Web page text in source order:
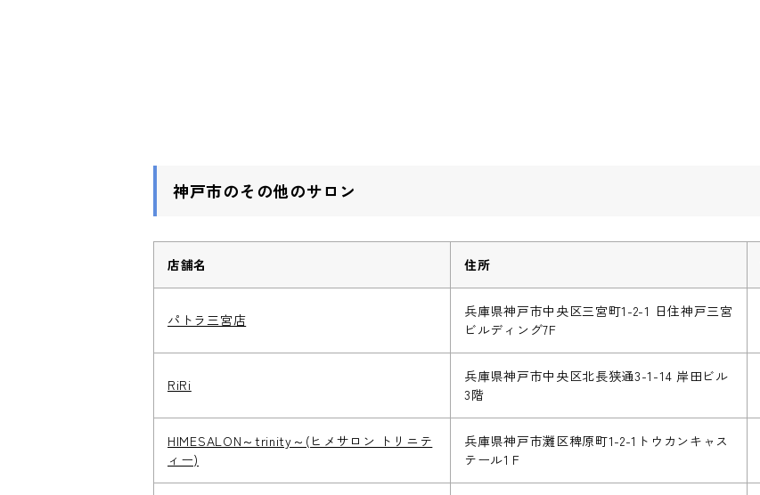
神戸市のその他のサロン
店舗名 住所
パトラ三宮店
兵庫県神戸市中央区三宮町1-2-1 日住神戸三宮
ビルディング7F
RiRi
兵庫県神戸市中央区北長狭通3-1-14 岸田ビル
3階
HIMESALON～trinity～(ヒメサロン トリニテ
ィー)
兵庫県神戸市灘区稗原町1-2-1トウカンキャス
テール1Ｆ